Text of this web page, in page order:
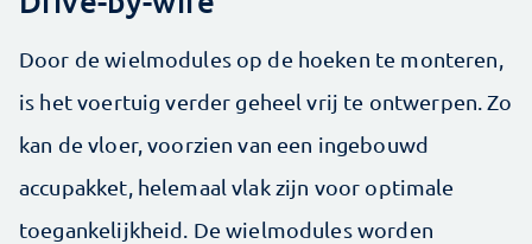
Door de wielmodules op de hoeken te monteren,
is het voertuig verder geheel vrij te ontwerpen. Zo
kan de vloer, voorzien van een ingebouwd
accupakket, helemaal vlak zijn voor optimale
toegankelijkheid. De wielmodules worden